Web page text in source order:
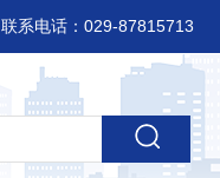
联系电话：029-87815713